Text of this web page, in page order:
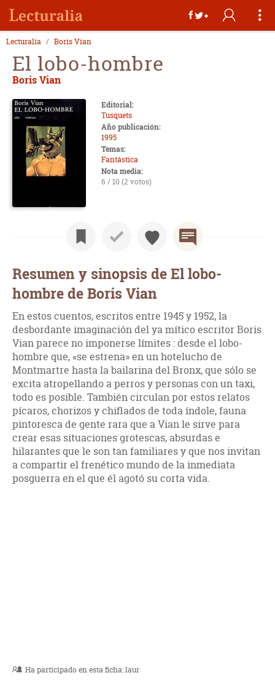
Lecturalia Boris Vian
El lobo-hombre
Boris Vian
Editorial:
Tusquets
Año publicación:
1995
Temas:
Fantástica
Nota media:
6 / 10 (2 votos)
Resumen y sinopsis de El lobo-
hombre de Boris Vian
En estos cuentos, escritos entre 1945 y 1952, la
desbordante imaginación del ya mítico escritor Boris
Vian parece no imponerse límites : desde el lobo-
hombre que, «se estrena» en un hotelucho de
Montmartre hasta la bailarina del Bronx, que sólo se
excita atropellando a perros y personas con un taxi,
todo es posible. También circulan por estos relatos
pícaros, chorizos y chiflados de toda índole, fauna
pintoresca de gente rara que a Vian le sirve para
crear esas situaciones grotescas, absurdas e
hilarantes que le son tan familiares y que nos invitan
a compartir el frenético mundo de la inmediata
posguerra en el que él agotó su corta vida.
Ha participado en esta ficha:laur